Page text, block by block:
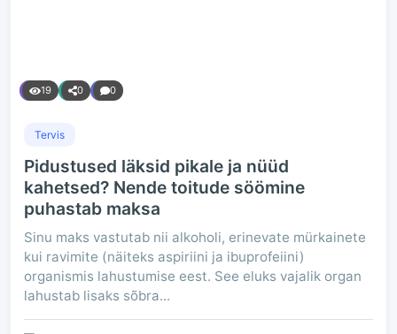
19 0 0
Tervis
Pidustused läksid pikale ja nüüd
kahetsed? Nende toitude söömine
puhastab maksa
Sinu maks vastutab nii alkoholi, erinevate mürkainete
kui ravimite (näiteks aspiriini ja ibuprofeiini)
organismis lahustumise eest. See eluks vajalik organ
lahustab lisaks sõbra...